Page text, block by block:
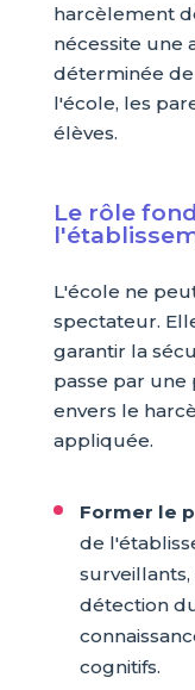
harcèlement
nécessite une
déterminée
l'école, les
élèves.
Le rôle
L'école ne
spectateur.
garantir la
passe par
envers le
appliquée.
Former le
de
détection
cognitifs.